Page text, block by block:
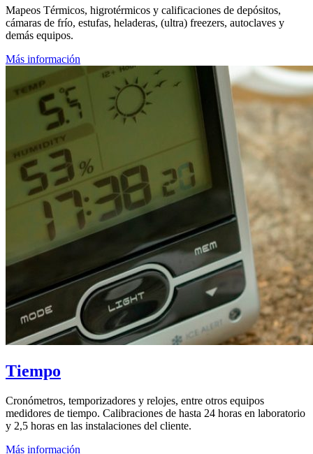
Mapeos Térmicos, higrotérmicos y calificaciones de depósitos,
cámaras de frío, estufas, heladeras, (ultra) freezers, autoclaves y
demás equipos.
Más información
Tiempo
Cronómetros, temporizadores y relojes, entre otros equipos
medidores de tiempo. Calibraciones de hasta 24 horas en laboratorio
y 2,5 horas en las instalaciones del cliente.
Más información